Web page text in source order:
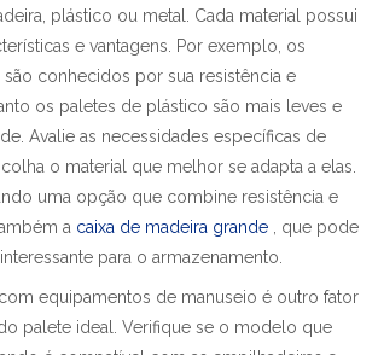
plástico ou metal. Cada material possui
e vantagens. Por exemplo, os
conhecidos por sua resistência e
os paletes de plástico são mais leves e
Avalie as necessidades específicas de
o material que melhor se adapta a elas.
uma opção que combine resistência e
a caixa de madeira grande
, que pode
para o armazenamento.
equipamentos de manuseio é outro fator
palete ideal. Verifique se o modelo que